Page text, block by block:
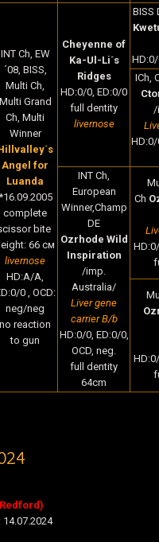
INT Ch, EW
´08, BISS,
Multi Ch,
Multi Grand
Ch, Multi
Winner
Angel for
Luanda
complete
bite
66 cм
livernose
HD:A/A,
0 , OCD:
neg/neg
no reaction
to gun
Cheyenne of
Ka-Ul-Li´s
Ridges
HD:0/0, ED:0/0
full dentity
livernose
BISS
ICh,
/
INT Ch,
European
Winner,Champ
DE
Ozrhode Wild
Inspiration
/imp.
Australia/
Liver gene
carrier B/b
HD:0/0, ED:0/0,
OCD, neg.
full dentity
64cm
Ch